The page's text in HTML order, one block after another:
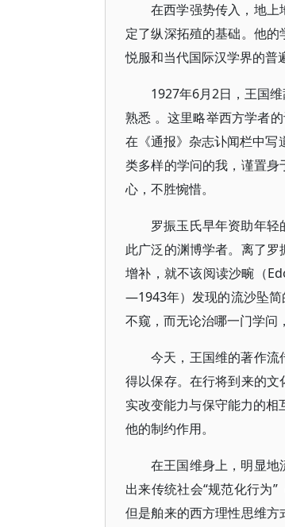
在西学强势传入，地
定了纵深拓殖的基础。他
悦服和当代国际汉学界的普
1927年6月2日，王国
熟悉 。这里略举西方学者
在《通报》杂志讣闻栏中写
类多样的学问的我，谨置
心，不胜惋惜。
罗振玉氏早年资助年
此广泛的渊博学者。离了
增补，就不该阅读沙畹（
—1943年）发现的流沙坠简
不窥，而无论治哪一门学问
今天，王国维的著作
得以保存。在行将到来的
实改变能力与保守能力的
他的制约作用。
在王国维身上，明显
出来传统社会“规范化行为
但是舶来的西方理性思维